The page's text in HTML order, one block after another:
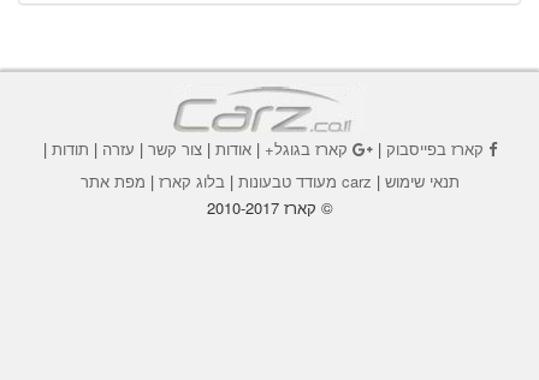
קארז בפייסבוק| קארז בגוגל+|אודות |צור קשר | עזרה | תודות |
תנאי שימוש | carz מעודד טבעונות |בלוג קארז | מפת אתר
© קארז 2010-2017